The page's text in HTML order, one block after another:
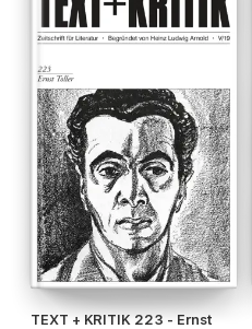
TEXT + KRITIK 223 - Ernst